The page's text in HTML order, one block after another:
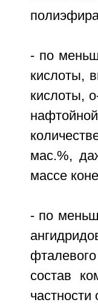
- по
кислоты,
кислоты,
мас.%,
массе
- по
состав